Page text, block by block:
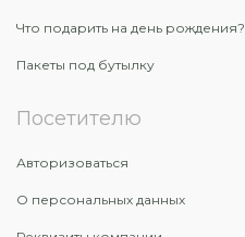
Что подарить на день рождения?
Пакеты под бутылку
Посетителю
Авторизоваться
О персональных данных